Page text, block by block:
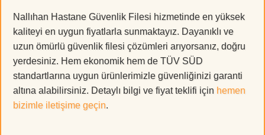
Nallıhan Hastane Güvenlik Filesi hizmetinde en yüksek
kaliteyi en uygun fiyatlarla sunmaktayız. Dayanıklı ve
uzun ömürlü güvenlik filesi çözümleri arıyorsanız, doğru
yerdesiniz. Hem ekonomik hem de TÜV SÜD
standartlarına uygun ürünlerimizle güvenliğinizi garanti
altına alabilirsiniz. Detaylı bilgi ve fiyat teklifi için hemen
bizimle iletişime geçin.